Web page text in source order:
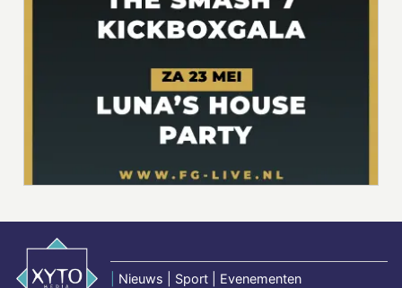
Nieuws | Sport | Evenementen